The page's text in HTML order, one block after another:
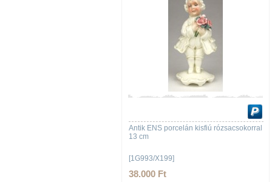
Antik ENS porcelán kisfiú rózsacsokorral
13 cm
[1G993/X199]
38.000 Ft